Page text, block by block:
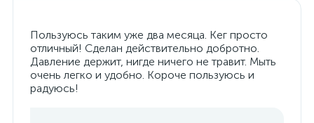
Пользуюсь таким уже два месяца. Кег просто
отличный! Сделан действительно добротно.
Давление держит, нигде ничего не травит. Мыть
очень легко и удобно. Короче пользуюсь и
радуюсь!